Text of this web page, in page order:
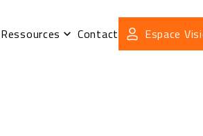
Ressources Contact Espace